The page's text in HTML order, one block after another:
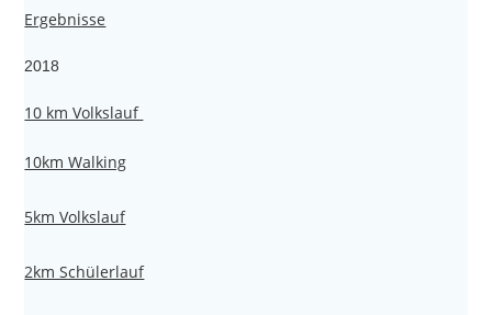
Ergebnisse
2018
10 km Volkslauf
10km Walking
5km Volkslauf
2km Schülerlauf